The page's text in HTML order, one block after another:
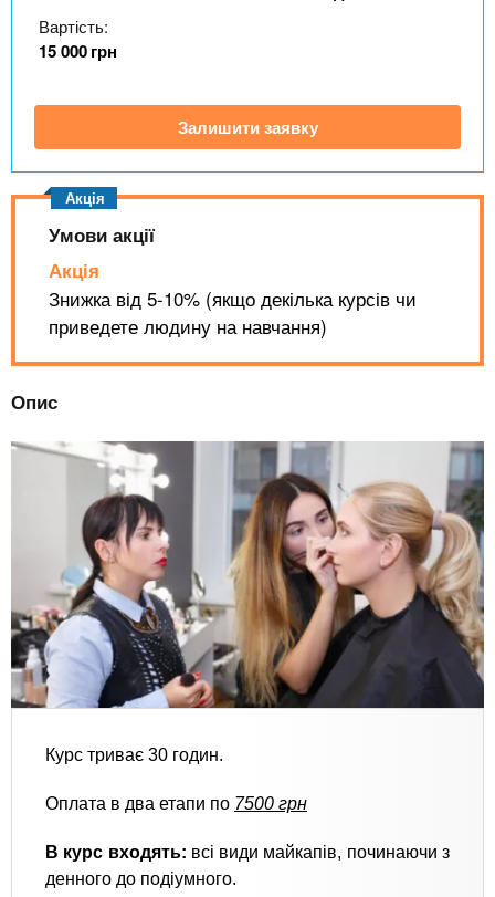
n
s
.
n
f
o
л
а
За кордоном
Вартість:
15 000грн
Залишити заявку
Умови акції
Акція
Знижка від 5-10% (якщо декілька курсів чи
приведете людину на навчання)
Опис
Курс триває 30 годин.
Оплата в два етапи по 7500 грн
В курс входять: всі види майкапів, починаючи з
денного до подіумного.